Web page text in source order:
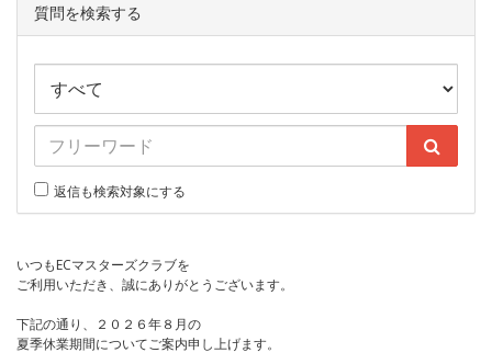
質問を検索する
返信も検索対象にする
いつもECマスターズクラブを
ご利用いただき、誠にありがとうございます。
下記の通り、２０２６年８月の
夏季休業期間についてご案内申し上げます。